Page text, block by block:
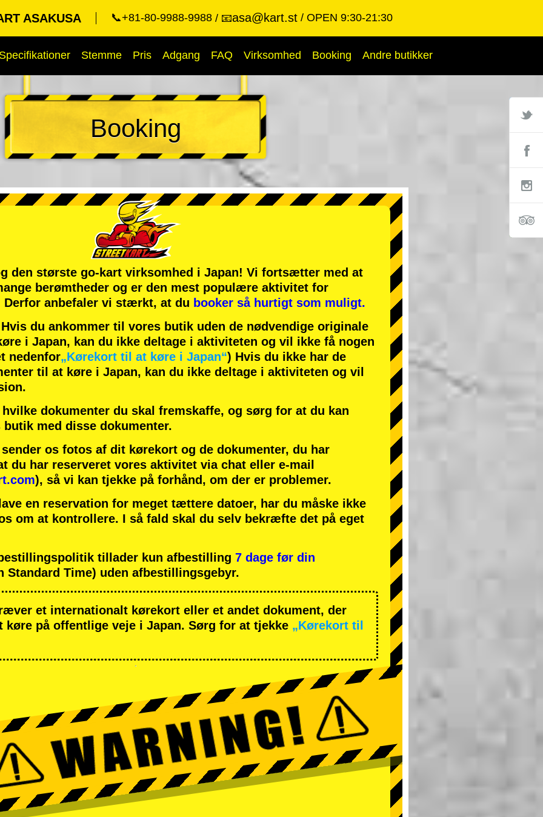
ASAKUSA 📞+81-80-9988-9988 📧asa@kart.st OPEN 9:30-21:30
Stemme Pris Adgang FAQ Virksomhed Booking Andre butikker
Booking
den største go-kart virksomhed i Japan! Vi fortsætter med at
berømtheder og er den mest populære aktivitet for
Derfor anbefaler vi stærkt, at du booker så hurtigt som muligt.
du ankommer til vores butik uden de nødvendige originale
i Japan, kan du ikke deltage i aktiviteten og vil ikke få nogen
nedenfor„Kørekort til at køre i Japan“) Hvis du ikke har de
til at køre i Japan, kan du ikke deltage i aktiviteten og vil
dokumenter du skal fremskaffe, og sørg for at du kan
med disse dokumenter.
os fotos af dit kørekort og de dokumenter, du har
du har reserveret vores aktivitet via chat eller e-mail
), så vi kan tjekke på forhånd, om der er problemer.
en reservation for meget tættere datoer, har du måske ikke
om at kontrollere. I så fald skal du selv bekræfte det på eget
tillader kun afbestilling 7 dage før din
Standard Time) uden afbestillingsgebyr.
et internationalt kørekort eller et andet dokument, der
på offentlige veje i Japan. Sørg for at tjekke „Kørekort til